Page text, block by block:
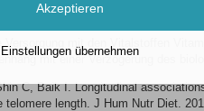
Versorgung mit den Vitalstoffen
mit einer Verzögerung des
C, Baik I. Longitudinal
telomere length. J Hum Nutr Diet.
Akzeptieren
Einstellungen übernehmen